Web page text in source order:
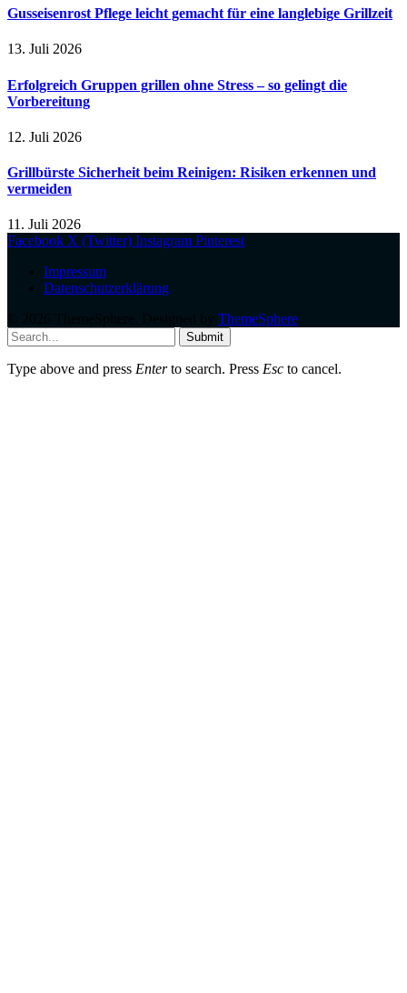
Gusseisenrost Pflege leicht gemacht für eine langlebige Grillzeit
13. Juli 2026
Erfolgreich Gruppen grillen ohne Stress – so gelingt die
Vorbereitung
12. Juli 2026
Grillbürste Sicherheit beim Reinigen: Risiken erkennen und
vermeiden
11. Juli 2026
Facebook X (Twitter) Instagram Pinterest
Impressum
Datenschutzerklärung
ThemeSphere
Submit
Type above and press Enterto search. Press Esc to cancel.